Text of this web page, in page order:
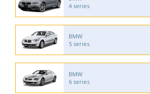
4 series
BMW
5 series
BMW
6 series